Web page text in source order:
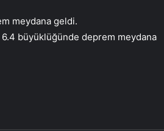
meydana geldi.
6.4 büyüklüğünde deprem meydana